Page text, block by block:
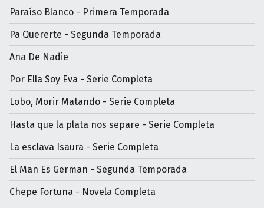
Paraíso Blanco - Primera Temporada
Pa Quererte - Segunda Temporada
Ana De Nadie
Por Ella Soy Eva - Serie Completa
Lobo, Morir Matando - Serie Completa
Hasta que la plata nos separe - Serie Completa
La esclava Isaura - Serie Completa
El Man Es German - Segunda Temporada
Chepe Fortuna - Novela Completa